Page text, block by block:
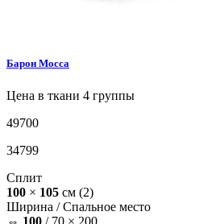
Барон Mocca
Цена в ткани 4 группы
49700
34799
Сплит
100 × 105 см (2)
Ширина /Спальное место
⇔ 100 / 70 × 200